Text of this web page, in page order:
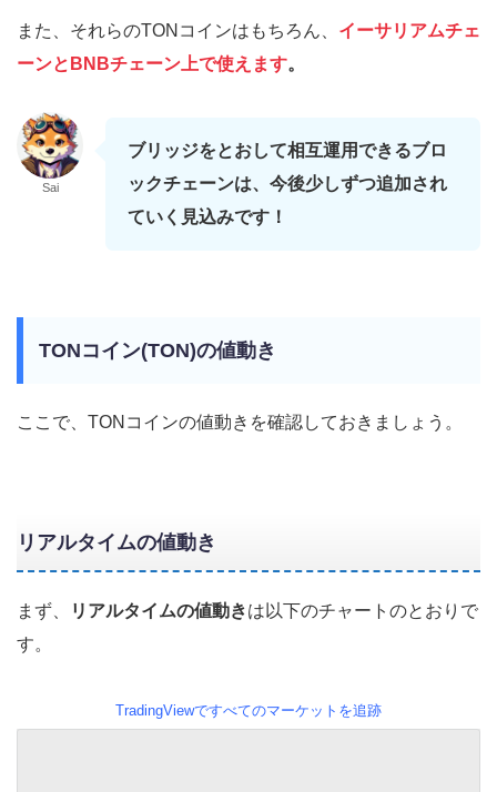
また、それらのTONコインはもちろん、 イーサリアムチェ
ーンとBNBチェーン上で使えます。
Sai
ブリッジをとおして相互運用できるブロ
ックチェーンは、今後少しずつ追加され
ていく見込みです！
TONコイン(TON)の値動き
ここで、TONコインの値動きを確認しておきましょう。
リアルタイムの値動き
まず、 リアルタイムの値動きは以下のチャートのとおりで
す。
TradingViewですべてのマーケットを追跡